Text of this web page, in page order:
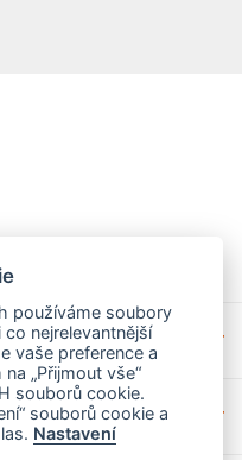
používáme soubory
nejrelevantnější
vaše preference a
„Přijmout vše“
souborů cookie.
souborů cookie a
Nastavení